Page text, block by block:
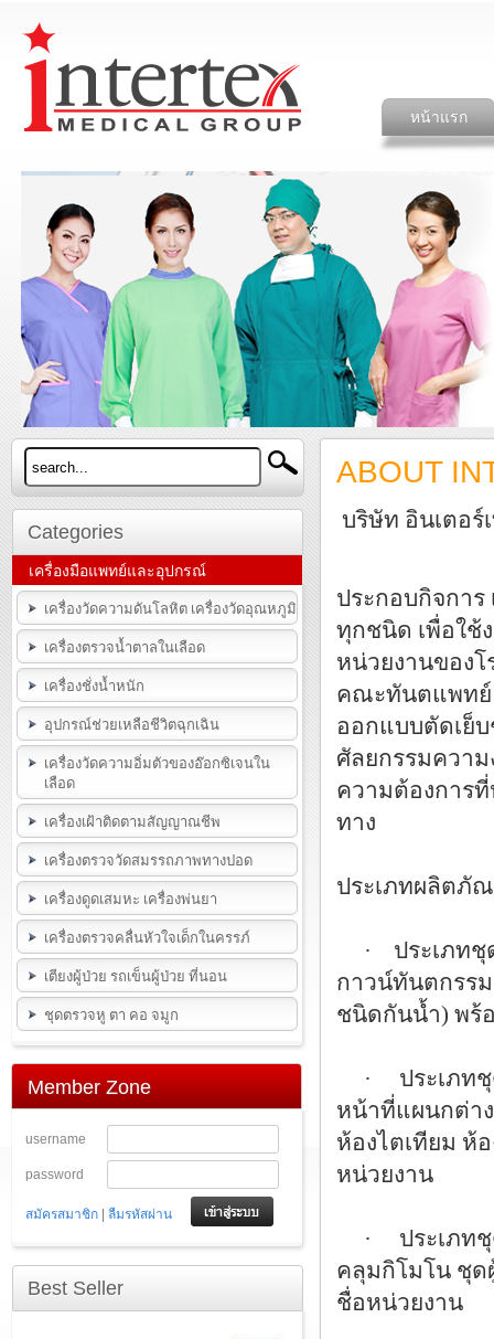
หน้าแรก
Categories
เครื่องมือแพทย์และอุปกรณ์
เครื่องวัดความดันโลหิต เครื่องวัดอุณหภูมิ
เครื่องตรวจน้ำตาลในเลือด
เครื่องชั่งน้ำหนัก
อุปกรณ์ช่วยเหลือชีวิตฉุกเฉิน
เครื่องวัดความอิ่มตัวของอ๊อกซิเจนใน
เลือด
เครื่องเฝ้าติดตามสัญญาณชีพ
เครื่องตรวจวัดสมรรถภาพทางปอด
เครื่องดูดเสมหะ เครื่องพ่นยา
เครื่องตรวจคลื่นหัวใจเด็กในครรภ์
เตียงผู้ป่วย รถเข็นผู้ป่วย ที่นอน
ชุดตรวจหู ตา คอ จมูก
Member Zone
username
password
สมัครสมาชิก | ลืมรหัสผ่าน
Best Seller
ABOUT
บริษัท อินเตอร์
ประกอบกิจกา
ทุกชนิด เพื่อใช้
หน่วยงานของ
คณะทันตแพทย์
ออกแบบตัดเย็
ศัลยกรรมควา
ความต้องการ
ทาง
ประเภทผลิตภั
· ประเภทชุ
กาวน์ทันตกรร
ชนิดกันน้ำ) พร้
· ประเภทชุ
หน้าที่แผนกต่า
ห้องไตเทียม ห้
หน่วยงาน
· ประเภทชุด
คลุมกิโมโน ชุด
ชื่อหน่วยงาน